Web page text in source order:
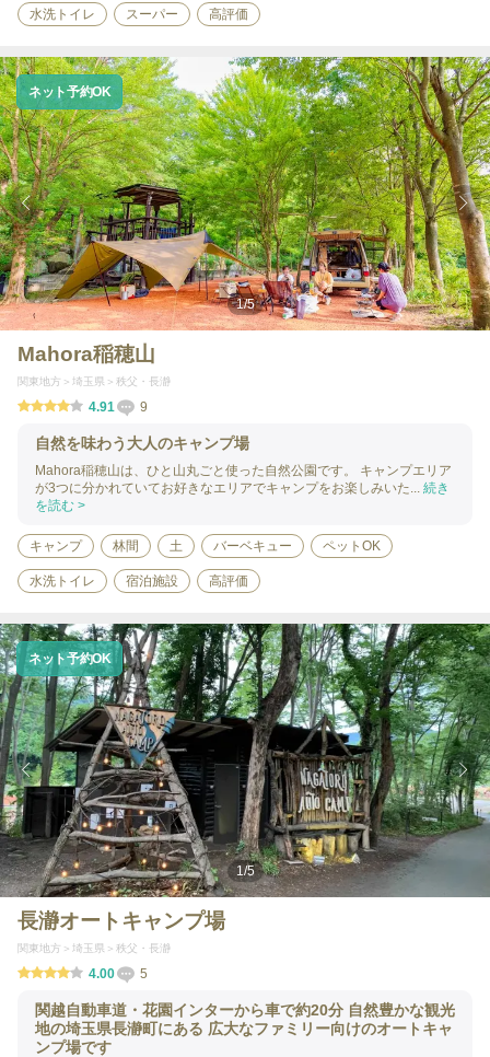
水洗トイレ スーパー 高評価
1/5
ネット予約OK
Mahora稲穂山
関東地方 埼玉県 秩父・長瀞
4.91 9
自然を味わう大人のキャンプ場
Mahora稲穂山は、ひと山丸ごと使った自然公園です。 キャンプエリア
が3つに分かれていてお好きなエリアでキャンプをお楽しみいた... 続き
を読む >
キャンプ 林間 土 バーベキュー ペットOK
水洗トイレ 宿泊施設 高評価
1/5
ネット予約OK
長瀞オートキャンプ場
関東地方 埼玉県 秩父・長瀞
4.00 5
関越自動車道・花園インターから車で約20分 自然豊かな観光
地の埼玉県長瀞町にある 広大なファミリー向けのオートキャ
ンプ場です